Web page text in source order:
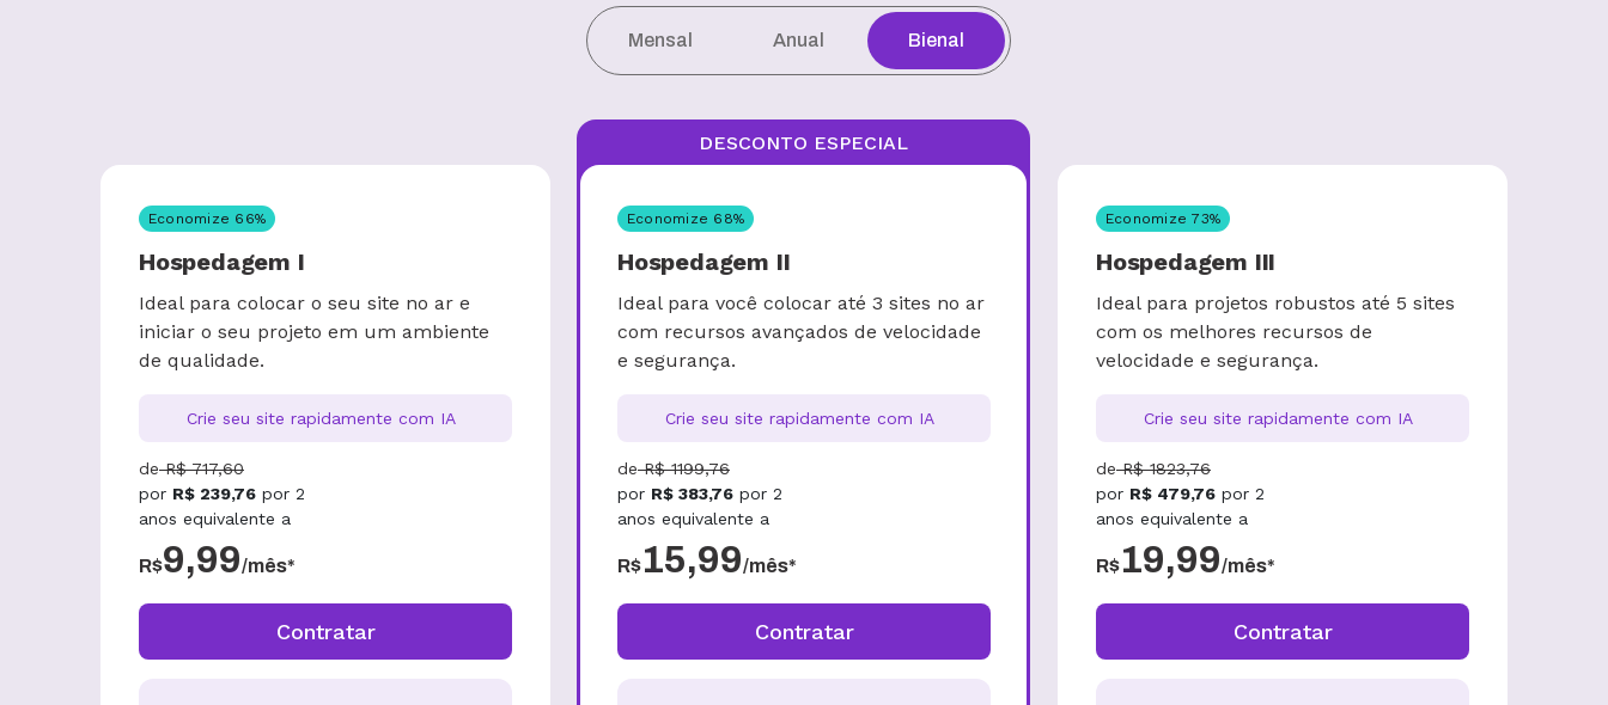
Mensal Anual Bienal
Economize 66%
Hospedagem I
Ideal para colocar o seu site no ar e
iniciar o seu projeto em um ambiente
de qualidade.
Crie seu site rapidamente com IA
de R$ 717,60
por R$ 239,76 por 2
anos equivalente a
R$9,99/mês*
Contratar
Economize 68%
DESCONTO ESPECIAL
Hospedagem II
Ideal para você colocar até 3 sites no ar
com recursos avançados de velocidade
e segurança.
Crie seu site rapidamente com IA
de R$ 1199,76
por R$ 383,76 por 2
anos equivalente a
R$15,99/mês*
Contratar
Economize73%
Hospedagem III
Ideal para projetos robustos até 5 sites
com os melhores recursos de
velocidade e segurança.
Crie seu site rapidamente com IA
de R$ 1823,76
por R$ 479,76 por 2
anos equivalente a
R$19,99/mês*
Contratar